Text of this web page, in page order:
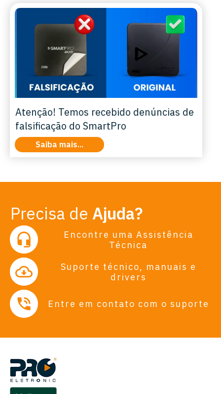
Atenção! Temos recebido denúncias de
falsificação do SmartPro
Saiba mais...
Precisa de Ajuda?
Encontre uma Assistência
Técnica
Suporte técnico, manuais e
drivers
Entre em contato com o suporte